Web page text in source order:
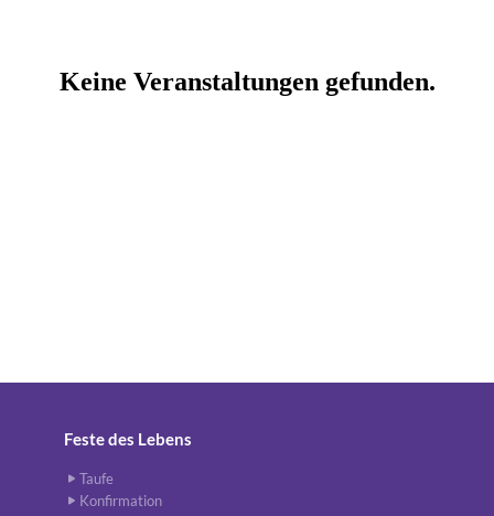
Feste des Lebens
Taufe
Konfirmation